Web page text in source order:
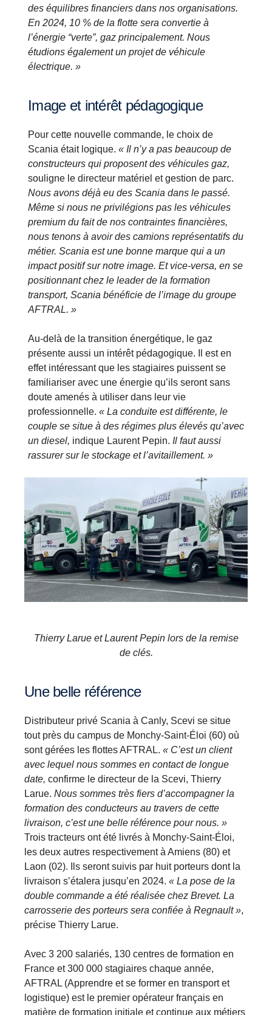
des équilibres financiers dans nos organisations.
En 2024, 10 % de la flotte sera convertie à
l’énergie “verte”, gaz principalement. Nous
étudions également un projet de véhicule
électrique. »
Image et intérêt pédagogique
Pour cette nouvelle commande, le choix de
Scania était logique. « Il n’y a pas beaucoup de
constructeurs qui proposent des véhicules gaz,
souligne le directeur matériel et gestion de parc.
Nous avons déjà eu des Scania dans le passé.
Même si nous ne privilégions pas les véhicules
premium du fait de nos contraintes financières,
nous tenons à avoir des camions représentatifs du
métier. Scania est une bonne marque qui a un
impact positif sur notre image. Et vice-versa, en se
positionnant chez le leader de la formation
transport, Scania bénéficie de l’image du groupe
AFTRAL. »
Au-delà de la transition énergétique, le gaz
présente aussi un intérêt pédagogique. Il est en
effet intéressant que les stagiaires puissent se
familiariser avec une énergie qu’ils seront sans
doute amenés à utiliser dans leur vie
professionnelle. « La conduite est différente, le
couple se situe à des régimes plus élevés qu’avec
un diesel, indique Laurent Pepin. Il faut aussi
rassurer sur le stockage et l’avitaillement. »
Thierry Larue et Laurent Pepin lors de la remise
de clés.
Une belle référence
Distributeur privé Scania à Canly, Scevi se situe
tout près du campus de Monchy-Saint-Éloi (60) où
sont gérées les flottes AFTRAL. « C’est un client
avec lequel nous sommes en contact de longue
date, confirme le directeur de la Scevi, Thierry
Larue. Nous sommes très fiers d’accompagner la
formation des conducteurs au travers de cette
livraison, c’est une belle référence pour nous. »
Trois tracteurs ont été livrés à Monchy-Saint-Éloi,
les deux autres respectivement à Amiens (80) et
Laon (02). Ils seront suivis par huit porteurs dont la
livraison s’étalera jusqu’en 2024. « La pose de la
double commande a été réalisée chez Brevet. La
carrosserie des porteurs sera confiée à Regnault »,
précise Thierry Larue.
Avec 3 200 salariés, 130 centres de formation en
France et 300 000 stagiaires chaque année,
AFTRAL (Apprendre et se former en transport et
logistique) est le premier opérateur français en
matière de formation initiale et continue aux métiers